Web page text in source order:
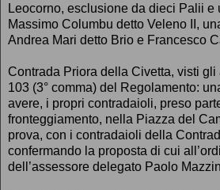
Leocorno, esclusione da dieci Palii e
Massimo Columbu detto Veleno II,
Andrea Mari detto Brio e Francesco
Contrada Priora della Civetta, visti gli
103 (3° comma) del Regolamento:
avere, i propri contradaioli, preso
fronteggiamento, nella Piazza del
prova, con i contradaioli della
confermando la proposta di cui
dell’assessore delegato Paolo